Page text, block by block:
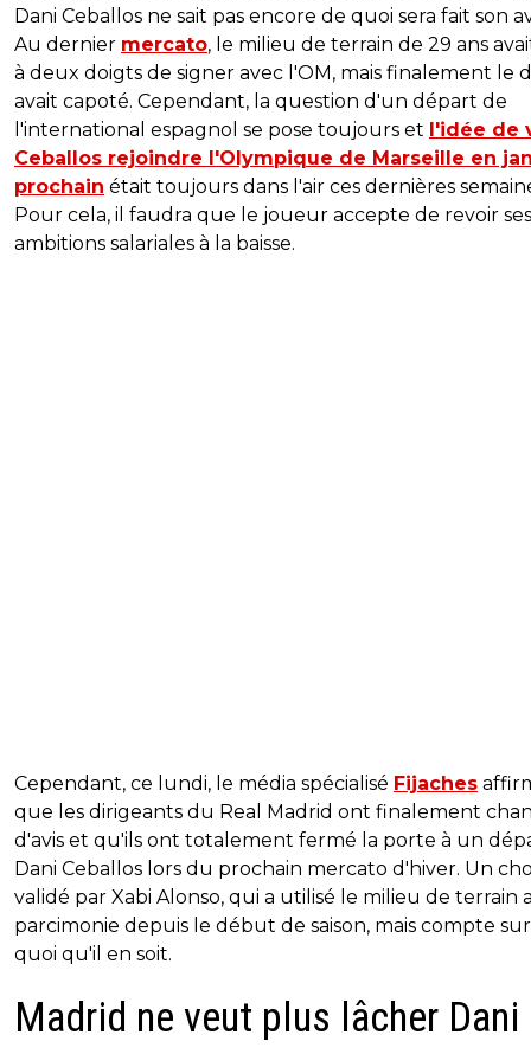
Dani Ceballos ne sait pas encore de quoi sera fait son
Au dernier mercato, le milieu de terrain de 29 ans
à deux doigts de signer avec l'OM, mais finalement le
avait capoté. Cependant, la question d'un départ de
l'international espagnol se pose toujours et l'idée de
Ceballos rejoindre l'Olympique de Marseille en
prochain était toujours dans l'air ces dernières
Pour cela, il faudra que le joueur accepte de revoir ses
ambitions salariales à la baisse.
Cependant, ce lundi, le média spécialisé Fijaches
que les dirigeants du Real Madrid ont finalement
d'avis et qu'ils ont totalement fermé la porte à un
Dani Ceballos lors du prochain mercato d'hiver. Un
validé par Xabi Alonso, qui a utilisé le milieu de terrain
parcimonie depuis le début de saison, mais compte
quoi qu'il en soit.
Madrid ne veut plus lâcher Dani